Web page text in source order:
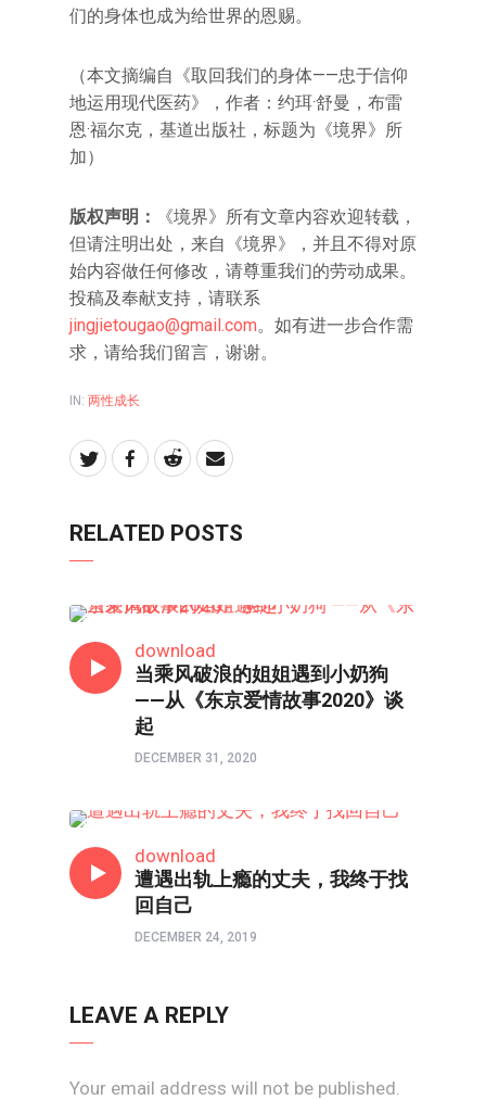
们的身体也成为给世界的恩赐。
（本文摘编自《取回我们的身体——忠于信仰
地运用现代医药》，作者：约珥·舒曼，布雷
恩·福尔克，基道出版社，标题为《境界》所
加）
版权声明：
《境界》所有文章内容欢迎转载，
但请注明出处，来自《境界》，并且不得对原
始内容做任何修改，请尊重我们的劳动成果。
投稿及奉献支持，请联系
jingjietougao@gmail.com。如有进一步合作需
求，请给我们留言，谢谢。
IN: 两性成长
RELATED POSTS
download
当乘风破浪的姐姐遇到小奶狗
——从《东京爱情故事2020》谈
起
DECEMBER 31, 2020
download
遭遇出轨上瘾的丈夫，我终于找
回自己
DECEMBER 24, 2019
LEAVE A REPLY
Your email address will not be published.